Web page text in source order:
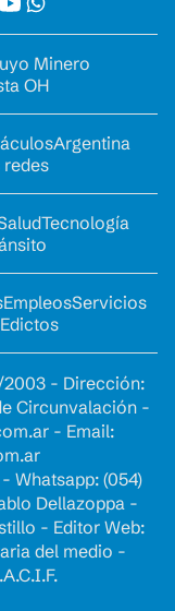
Minero
OH
Argentina
redes
Tecnología
EmpleosServicios
Edictos
2003 - Dirección:
Circunvalación -
- Email:
Whatsapp: (054)
Dellazoppa -
- Editor Web:
del medio -